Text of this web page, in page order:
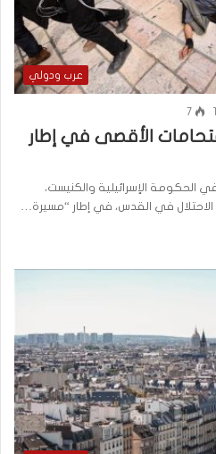
عرب ودولي
7
الأقصى في إطار
الحكومة الإسرائيلية والكنيست،
في القدس، في إطار “مسيرة…